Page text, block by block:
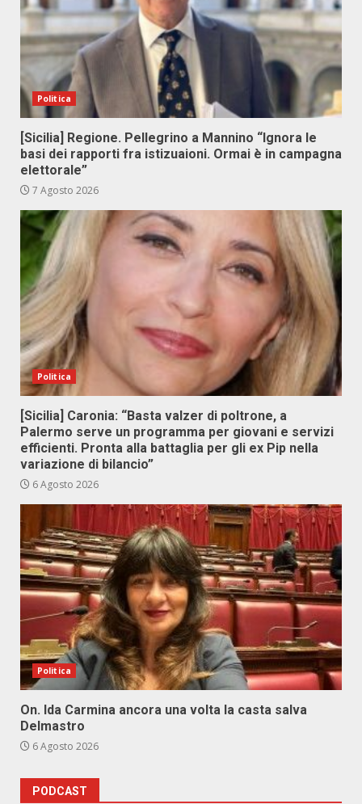
Politica
[Sicilia] Regione. Pellegrino a Mannino “Ignora le
basi dei rapporti fra istizuaioni. Ormai è in campagna
elettorale”
7 Agosto 2026
Politica
[Sicilia] Caronia: “Basta valzer di poltrone, a
Palermo serve un programma per giovani e servizi
efficienti. Pronta alla battaglia per gli ex Pip nella
variazione di bilancio”
6 Agosto 2026
Politica
On. Ida Carmina ancora una volta la casta salva
Delmastro
6 Agosto 2026
PODCAST